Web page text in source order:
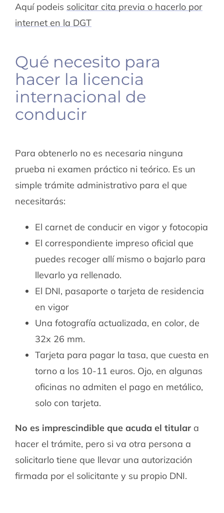
Aquí podeis solicitar cita previa o hacerlo por
internet en la DGT
Qué necesito para
hacer la licencia
internacional de
conducir
Para obtenerlo no es necesaria ninguna
prueba ni examen práctico ni teórico. Es un
simple trámite administrativo para el que
necesitarás:
El carnet de conducir en vigor y fotocopia
El correspondiente impreso oficial que
puedes recoger allí mismo o bajarlo para
llevarlo ya rellenado.
El DNI, pasaporte o tarjeta de residencia
en vigor
Una fotografía actualizada, en color, de
32x 26 mm.
Tarjeta para pagar la tasa, que cuesta en
torno a los 10-11 euros. Ojo, en algunas
oficinas no admiten el pago en metálico,
solo con tarjeta.
No es imprescindible que acuda el titulara
hacer el trámite, pero si va otra persona a
solicitarlo tiene que llevar una autorización
firmada por el solicitante y su propio DNI.